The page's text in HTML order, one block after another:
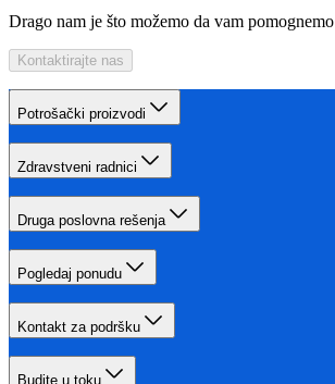
Drago nam je što možemo da vam pomognemo
Kontaktirajte nas
Potrošački proizvodi
Zdravstveni radnici
Druga poslovna rešenja
Pogledaj ponudu
Kontakt za podršku
Budite u toku